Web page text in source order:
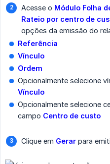
Acesse o Módulo Folha
Rateio por centro de
opções da emissão do
Referência
Vínculo
Ordem
Opcionalmente selecione
Vínculo
Opcionalmente selecione
campo Centro de custo
Clique em Gerar para